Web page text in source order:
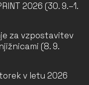
2026 (30. 9.–1.
za vzpostavitev
(8. 9.
v letu 2026